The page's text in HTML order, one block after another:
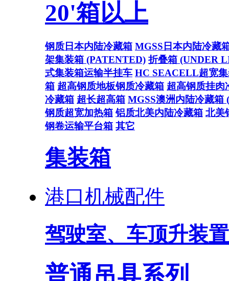
20'箱以上
钢质日本内陆冷藏箱 MGSS日本内陆冷藏
架集装箱 (PATENTED) 折叠箱 (UNDER
式集装箱运输半挂车 HC SEACELL超宽
箱 超高钢质地板钢质冷藏箱 超高钢质挂肉
冷藏箱 超长超高箱 MGSS澳洲内陆冷藏
钢质超宽加热箱 铝质北美内陆冷藏箱 北美
钢卷运输平台箱 其它
集装箱
港口机械配件
驾驶室、车顶升装置
普通吊具系列